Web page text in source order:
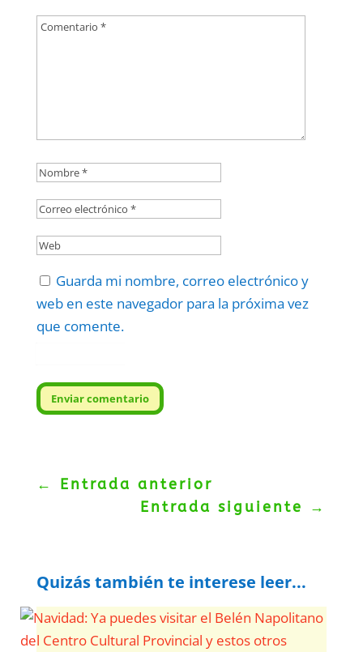
Guarda mi nombre, correo electrónico y
web en este navegador para la próxima vez
que comente.
Enviar comentario
← Entrada anterior
Entrada siguiente
→
Quizás también te interese leer...